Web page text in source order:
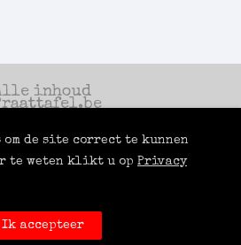
inhoud
productie
by LUCI
ROOMS
om de site correct te kunnen
te weten klikt u op Privacy
Ik accepteer